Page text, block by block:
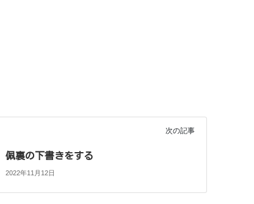
次の記事
佩裏の下書きをする
2022年11月12日